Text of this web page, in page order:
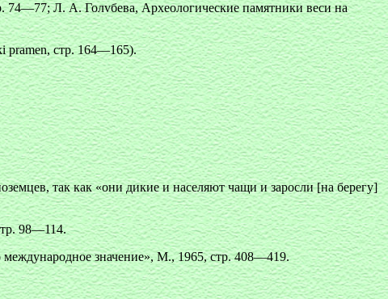
Л. А. Голvбева, Археологические памятники веси на
pramen, стр. 164—165).
так как «они дикие и населяют чащи и заросли [на берегу]
98—114.
значение», М., 1965, стр. 408—419.